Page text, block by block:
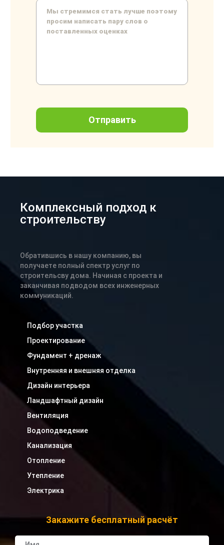
Комплексный подход к
строительству
Обратившись в нашу компанию, вы
получаете полный спектр услуг по
строительсву дома. Начиная с проекта и
заканчивая подводом всех инженерных
коммуникаций.
Подбор участка
Проектирование
Фундамент + дренаж
Внутренняя и внешняя отделка
Дизайн интерьера
Ландшафтный дизайн
Вентиляция
Водоподведение
Канализация
Отопление
Утепление
Электрика
Закажите бесплатный расчёт